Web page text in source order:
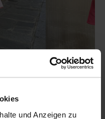
und Anzeigen zu